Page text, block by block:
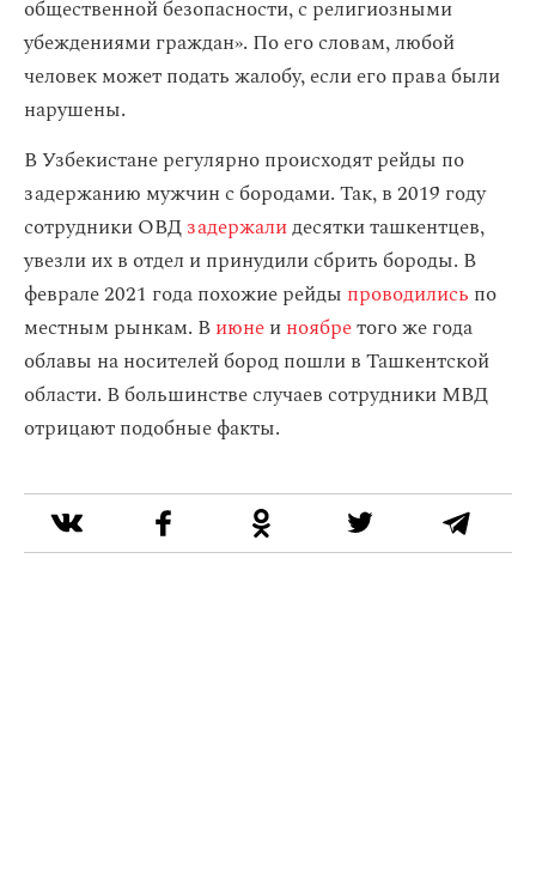
общественной безопасности, с религиозными
убеждениями граждан». По его словам, любой
человек может подать жалобу, если его права были
нарушены.
В Узбекистане регулярно происходят рейды по
задержанию мужчин с бородами. Так, в 2019 году
сотрудники ОВДзадержалидесятки ташкентцев,
увезли их в отдел и принудили сбрить бороды. В
феврале 2021 года похожие рейды проводились по
местным рынкам. Виюнеиноябретого же года
облавы на носителей бород пошли в Ташкентской
области. В большинстве случаев сотрудники МВД
отрицают подобные факты.